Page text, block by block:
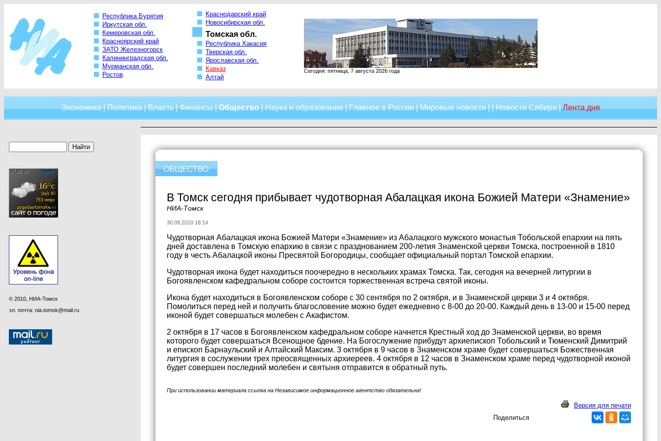
Республика Бурятия
Иркутская обл.
Кемеровская обл.
Красноярский край
ЗАТО Железногорск
Калининградская обл.
Мурманская обл.
Ростов
Краснодарский край
Новосибирская обл.
Томская обл.
Республика Хакасия
Тверская обл.
Ярославская обл.
Кавказ
Алтай
Сегодня: пятница, 7 августа 2026 года
Экономика|Политика|Власть|Финансы|Общество|Наука и образование|Главное в России|Мировые новости| |Новости Сибири|Лента дня
© 2010, НИА-Томск
эл. почта: nia.tomsk@mail.ru
В Томск сегодня прибывает чудотворная Абалацкая икона Божией Матери «Знамение»
НИА-Томск
30.09.2010 18:14
Чудотворная Абалацкая икона Божией Матери «Знамение» из Абалацкого мужского монастыя Тобольской епархии на пять
дней доставлена в Томскую епархию в связи с празднованием 200-летия Знаменской церкви Томска, построенной в 1810
году в честь Абалацкой иконы Пресвятой Богородицы, сообщает официальный портал Томской епархии.
Чудотворная икона будет находиться поочередно в нескольких храмах Томска. Так, сегодня на вечерней литургии в
Богоявленском кафедральном соборе состоится торжественная встреча святой иконы.
Икона будет находиться в Богоявленском соборе с 30 сентября по 2 октября, и в Знаменской церкви 3 и 4 октября.
Помолиться перед ней и получить благословение можно будет ежедневно с 8-00 до 20-00. Каждый день в 13-00 и 15-00 перед
иконой будет совершаться молебен с Акафистом.
2 октября в 17 часов в Богоявленском кафедральном соборе начнется Крестный ход до Знаменской церкви, во время
которого будет совершаться Всенощное бдение. На Богослужение прибудут архиепископ Тобольский и Тюменский Димитрий
и епископ Барнаульский и Алтайский Максим. 3 октября в 9 часов в Знаменском храме будет совершаться Божественная
литургия в сослужении трех преосвященных архиереев. 4 октября в 12 часов в Знаменском храме перед чудотворной иконой
будет совершен последний молебен и святыня отправится в обратный путь.
При использовании материала ссылка на Независимое информационное агентство обязательна!
Версия для печати
Поделиться